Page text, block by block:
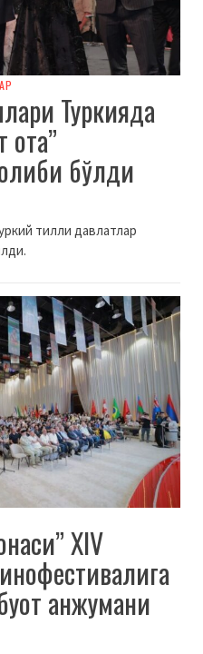
Туркияда
ота”
бўлди
тилли давлатлар
ХIV
анжумани